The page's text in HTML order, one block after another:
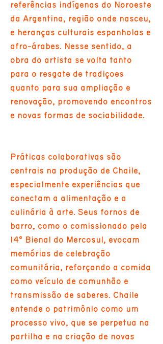
referências indígenas do Noroeste
da Argentina, região onde nasceu,
e heranças culturais espanholas e
afro-árabes. Nesse sentido, a
obra do artista se volta tanto
para o resgate de tradições
quanto para sua ampliação e
renovação, promovendo encontros
e novas formas de sociabilidade.
Práticas colaborativas são
centrais na produção de Chaile,
especialmente experiências que
conectam a alimentação e a
culinária à arte. Seus fornos de
barro, como o comissionado pela
14ª Bienal do Mercosul, evocam
memórias de celebração
comunitária, reforçando a comida
como veículo de comunhão e
transmissão de saberes. Chaile
entende o patrimônio como um
processo vivo, que se perpetua na
partilha e na criação de novas